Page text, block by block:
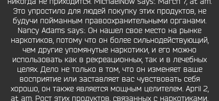
Это упростило для людей покупку этих продуктов, не
будучи пойманным правоохранительными органами.
Nancy Adams says:. Он нашел свое место на рынке
наркотиков, потому что он более сильнодействующий,
чем другие упомянутые наркотики, и его можно
использовать как в рекреационных, так и в лечебных
целях. Дело не только в том, что он изменяет ваше
восприятие или заставляет вас чувствовать себя
хорошо, он также является мощным целителем. April 2,
at am. Рост этих продуктов, связанных с наркотиками,